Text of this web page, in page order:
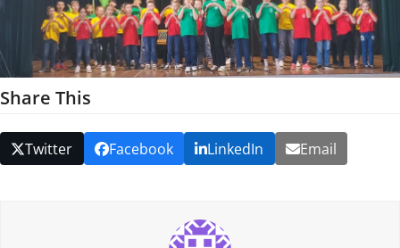
Share This
Twitter Facebook LinkedIn Email